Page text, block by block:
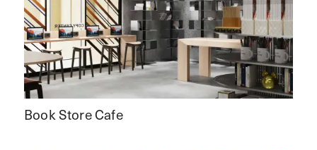
Book Store Cafe